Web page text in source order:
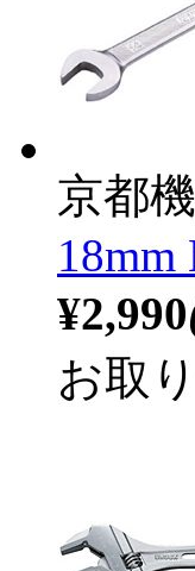
京都
18mm
¥2,990
お取